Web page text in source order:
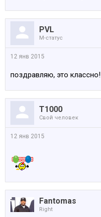
PVL
M-статус
12 янв 2015
поздравляю, это классно!
Т1000
Свой человек
12 янв 2015
Fantomas
Right